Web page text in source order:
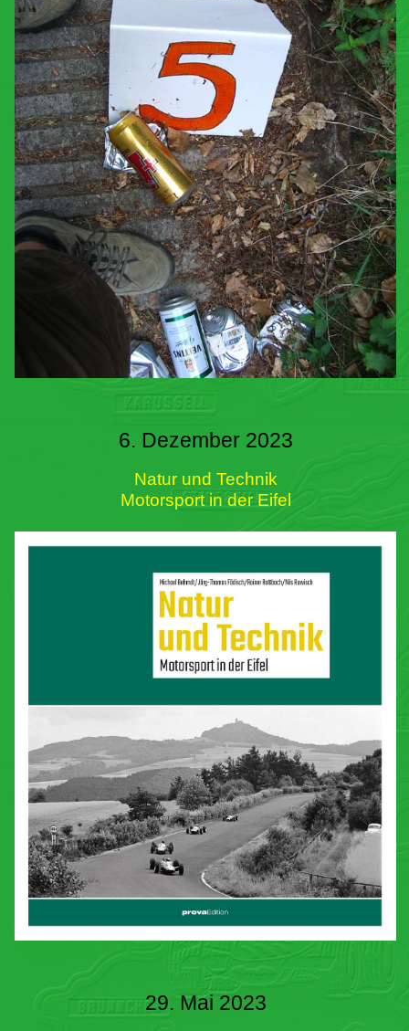
6. Dezember 2023
Natur und Technik
Motorsport in der Eifel
29. Mai 2023